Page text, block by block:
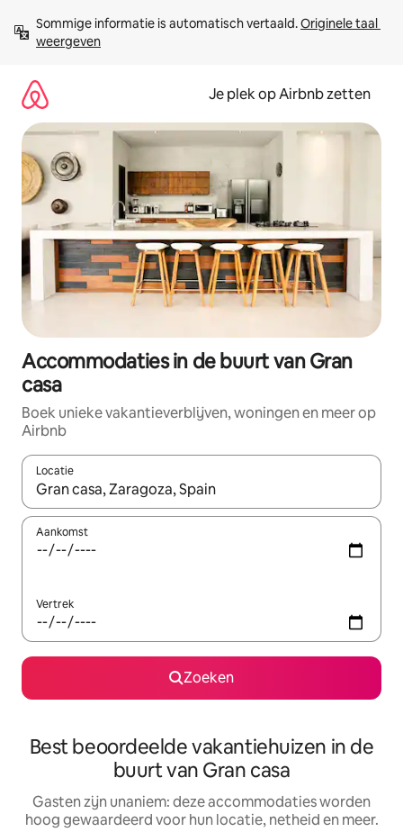
direct
naar
Sommige informatie is automatisch vertaald. Originele taal
weergeven
Je plek op Airbnb zetten
Accommodaties in de buurt van Gran
casa
Boek unieke vakantieverblijven, woningen en meer op
Airbnb
Locatie
Wanneer er resultaten beschikbaar zijn, maak je een keuze
Aankomst
Vertrek
Zoeken
Best beoordeelde vakantiehuizen in de
buurt van Gran casa
Gasten zijn unaniem: deze accommodaties worden
hoog gewaardeerd voor hun locatie, netheid en meer.